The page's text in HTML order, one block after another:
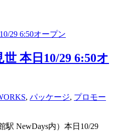
本日10/29 6:50オ
, パッケージ, プロモー
駅 NewDays内）本日10/29